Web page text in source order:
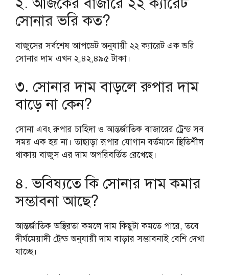
সোনার ভরি কত?
বাজুসের সর্বশেষ আপডেট অনুযায়ী ২২ ক্যারেট এক ভরি
সোনার দাম এখন ২,৪২,৪৯৫ টাকা।
৩. সোনার দাম বাড়লে রুপার দাম
বাড়ে না কেন?
সোনা এবং রুপার চাহিদা ও আন্তর্জাতিক বাজারের ট্রেন্ড সব
সময় এক হয় না। তাছাড়া রূপার যোগান বর্তমানে স্থিতিশীল
থাকায় বাজুস এর দাম অপরিবর্তিত রেখেছে।
৪. ভবিষ্যতে কি সোনার দাম কমার
সম্ভাবনা আছে?
আন্তর্জাতিক অস্থিরতা কমলে দাম কিছুটা কমতে পারে, তবে
দীর্ঘমেয়াদী ট্রেন্ড অনুযায়ী দাম বাড়ার সম্ভাবনাই বেশি দেখা
যাচ্ছে।